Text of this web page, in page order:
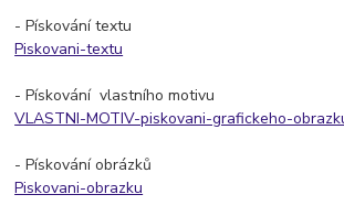
- Pískování textu
Piskovani-textu
- Pískování vlastního motivu
VLASTNI-MOTIV-piskovani-grafickeho-
- Pískování obrázků
Piskovani-obrazku